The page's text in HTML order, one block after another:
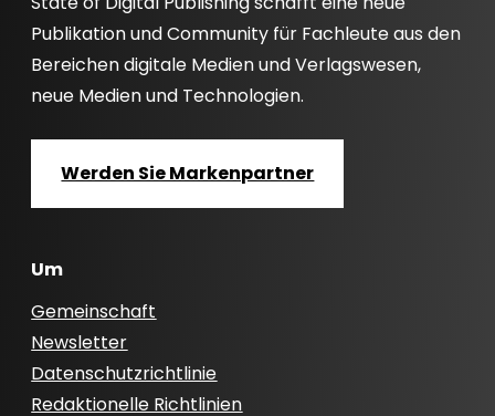
Publikation und Community für Fachleute aus den
Bereichen digitale Medien und Verlagswesen,
neue Medien und Technologien.
Werden Sie Markenpartner
Um
Gemeinschaft
Newsletter
Datenschutzrichtlinie
Redaktionelle Richtlinien